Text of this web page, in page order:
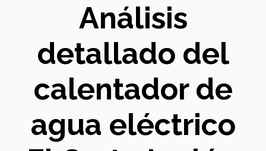
Análisis
detallado del
calentador de
agua eléctrico